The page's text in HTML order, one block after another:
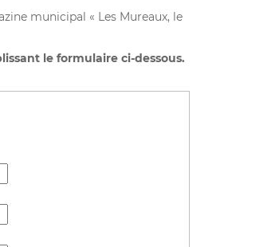
municipal « Les Mureaux, le
le formulaire ci-dessous.